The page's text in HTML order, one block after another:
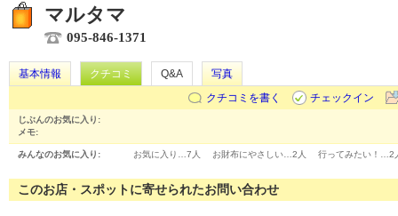
マルタマ
095-846-1371
基本情報 クチコミ Q&A
写真
クチコミを書く
チェックイン
じぶんのお気に入り:
メモ:
みんなのお気に入り: お気に入り… 7人 お財布にやさしい… 2人 行ってみたい！… 2
このお店・スポットに寄せられたお問い合わせ